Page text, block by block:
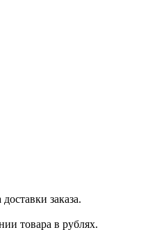
заказа.
товара в рублях.